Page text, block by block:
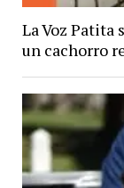
La Voz Patita
un cachorro